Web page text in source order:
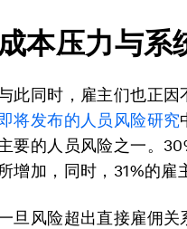
本压力与系
此同时，雇主们也正因
将发布的人员风险研究
要的人员风险之一。
所增加，同时，31%的雇
旦风险超出直接雇佣